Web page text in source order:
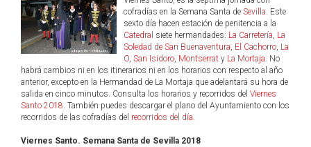
cofradías en la Semana Santa de Sevilla. Este
sexto día hacen estación de penitencia a la
Catedral siete hermandades: La Carretería, La
Soledad de San Buenaventura, El Cachorro, La
O, San Isidoro, Montserraty La Mortaja. No
habrá cambios ni en los itinerarios ni en los horarios con respecto al año
anterior, excepto en la Hermandad de La Mortaja que adelantará su hora de
salida en cinco minutos. Consulta los horarios y recorridos del Viernes
Santo 2018. También puedes descargar el plano del Ayuntamiento con los
recorridos de las cofradías del recorridos del día.
Viernes Santo. Semana Santa de Sevilla 2018